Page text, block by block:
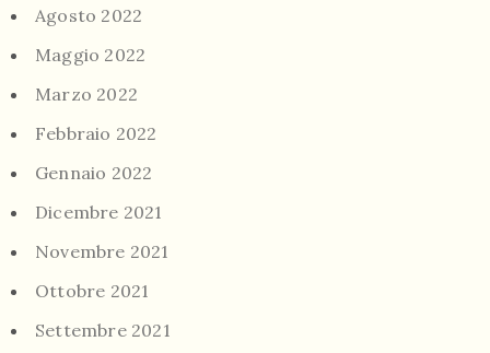
Agosto 2022
Maggio 2022
Marzo 2022
Febbraio 2022
Gennaio 2022
Dicembre 2021
Novembre 2021
Ottobre 2021
Settembre 2021